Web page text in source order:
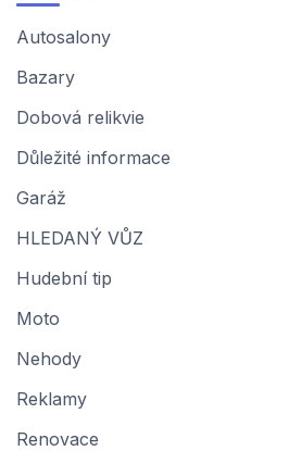
Autosalony
Bazary
Dobová relikvie
Důležité informace
Garáž
HLEDANÝ VŮZ
Hudební tip
Moto
Nehody
Reklamy
Renovace